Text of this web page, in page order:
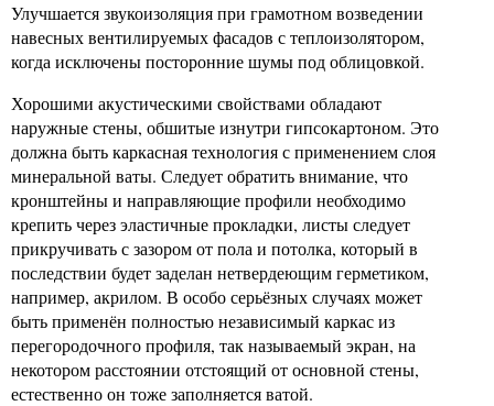
Улучшается звукоизоляция при грамотном возведении
навесных вентилируемых фасадов с теплоизолятором,
когда исключены посторонние шумы под облицовкой.
Хорошими акустическими свойствами обладают
наружные стены, обшитые изнутри гипсокартоном. Это
должна быть каркасная технология с применением слоя
минеральной ваты. Следует обратить внимание, что
кронштейны и направляющие профили необходимо
крепить через эластичные прокладки, листы следует
прикручивать с зазором от пола и потолка, который в
последствии будет заделан нетвердеющим герметиком,
например, акрилом. В особо серьёзных случаях может
быть применён полностью независимый каркас из
перегородочного профиля, так называемый экран, на
некотором расстоянии отстоящий от основной стены,
естественно он тоже заполняется ватой.